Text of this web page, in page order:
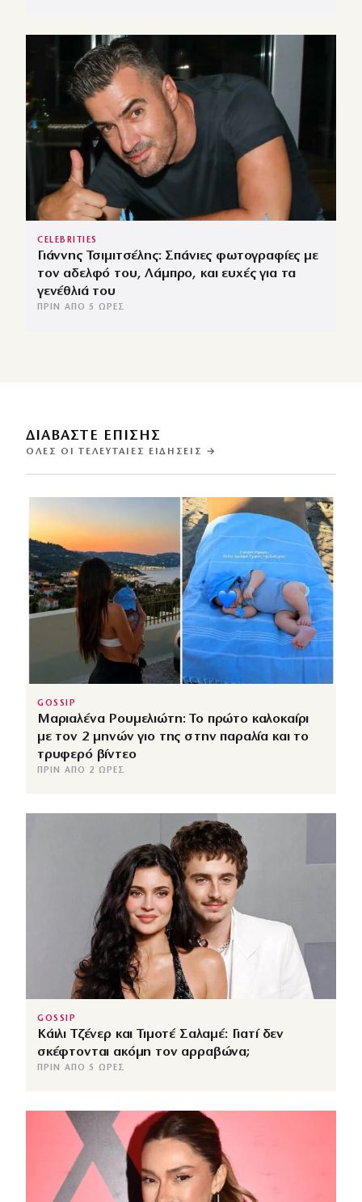
CELEBRITIES
Γιάννης Τσιμιτσέλης: Σπάνιες φωτογραφίες με
τον αδελφό του, Λάμπρο, και ευχές για τα
γενέθλιά του
ΠΡΙΝ ΑΠΌ 5 ΏΡΕΣ
ΔΙΑΒΑΣΤΕ ΕΠΙΣΗΣ
ΌΛΕΣ ΟΙ ΤΕΛΕΥΤΑΊΕΣ ΕΙΔΉΣΕΙΣ →
GOSSIP
Μαριαλένα Ρουμελιώτη: Το πρώτο καλοκαίρι
με τον 2 μηνών γιο της στην παραλία και το
τρυφερό βίντεο
ΠΡΙΝ ΑΠΌ 2 ΏΡΕΣ
GOSSIP
Κάιλι Τζένερ και Τιμοτέ Σαλαμέ: Γιατί δεν
σκέφτονται ακόμη τον αρραβώνα;
ΠΡΙΝ ΑΠΌ 5 ΏΡΕΣ